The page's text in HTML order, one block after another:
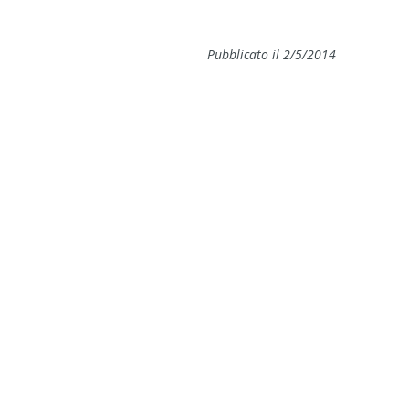
Pubblicato il 2/5/2014